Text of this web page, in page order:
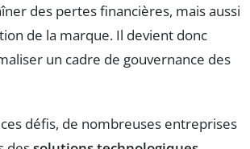
des pertes financières, mais aussi
de la marque. Il devient donc
un cadre de gouvernance des
défis, de nombreuses entreprises